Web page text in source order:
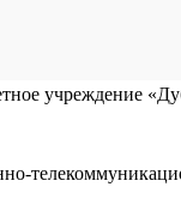
учреждение